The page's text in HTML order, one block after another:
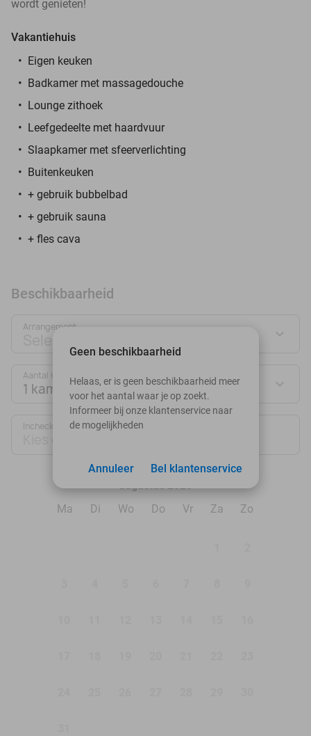
wordt genieten!
Vakantiehuis
Eigen keuken
Badkamer met massagedouche
Lounge zithoek
Leefgedeelte met haardvuur
Slaapkamer met sfeerverlichting
Buitenkeuken
+ gebruik bubbelbad
+ gebruik sauna
+ fles cava
Beschikbaarheid
Arrangement
Selecteer jouw deal
Aantal kamers:
1 kamer
Inchecken
Ma
Di Wo Do Vr Za Zo
Geen beschikbaarheid
Helaas, er is geen beschikbaarheid meer
voor het aantal waar je op zoekt.
Informeer bij onze klantenservice naar
de mogelijkheden
Bel klantenservice
Annuleer